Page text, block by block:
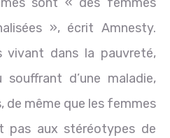
», écrit Amnesty.
vivant dans la pauvreté,
d’une maladie,
de même que les femmes
pas aux stéréotypes de